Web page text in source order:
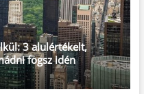
3 alulértékelt,
fogsz idén